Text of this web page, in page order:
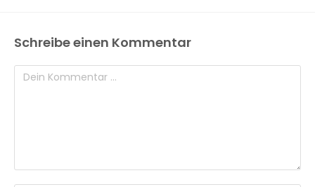
Schreibe einen Kommentar